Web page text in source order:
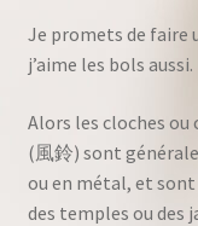
Je promets de faire
j’aime les bols aussi.
Alors les cloches
(風鈴) sont
ou en métal, et sont
des temples ou des